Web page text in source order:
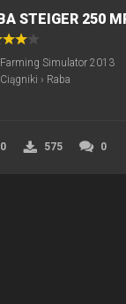
STEIGER 250
Farming Simulator 2013
Ciągniki › Raba
0 575 0